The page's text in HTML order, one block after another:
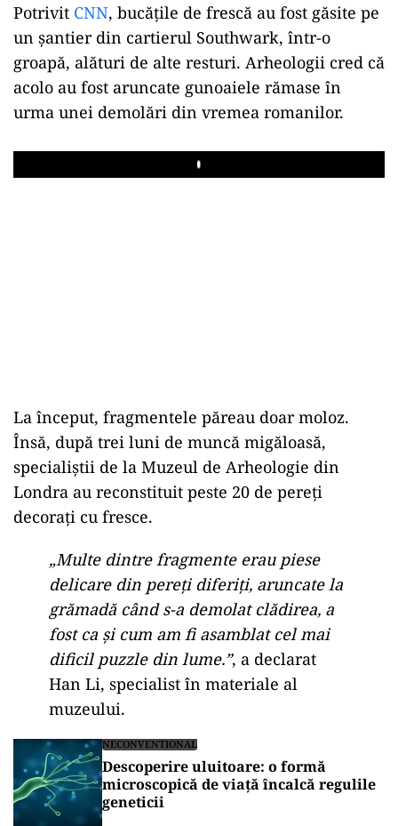
Potrivit CNN, bucățile de frescă au fost găsite pe
un șantier din cartierul Southwark, într-o
groapă, alături de alte resturi. Arheologii cred că
acolo au fost aruncate gunoaiele rămase în
urma unei demolări din vremea romanilor.
Play
La început, fragmentele păreau doar moloz.
Însă, după trei luni de muncă migăloasă,
specialiștii de la Muzeul de Arheologie din
Londra au reconstituit peste 20 de pereți
decorați cu fresce.
„Multe dintre fragmente erau piese
delicare din pereți diferiți, aruncate la
grămadă când s-a demolat clădirea, a
fost ca și cum am fi asamblat cel mai
dificil puzzle din lume.”, a declarat
Han Li, specialist în materiale al
muzeului.
NECONVENTIONAL
Descoperire uluitoare: o formă
microscopică de viață încalcă regulile
geneticii